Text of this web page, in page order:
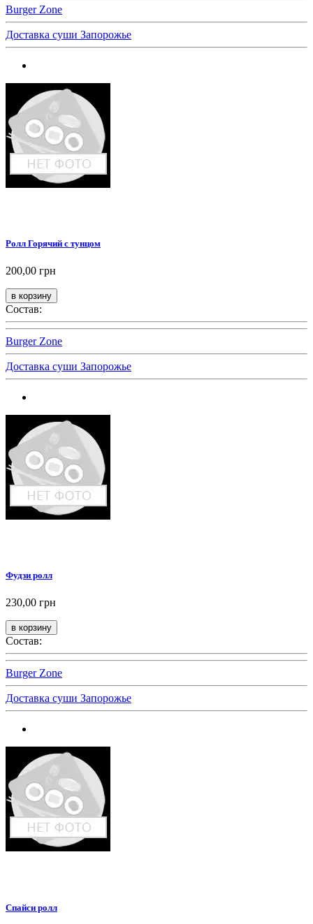
Burger Zone
Доставка суши Запорожье
Ролл Горячий с тунцом
200,00 грн
Состав:
Burger Zone
Доставка суши Запорожье
Фудзи ролл
230,00 грн
Состав:
Burger Zone
Доставка суши Запорожье
Спайси ролл